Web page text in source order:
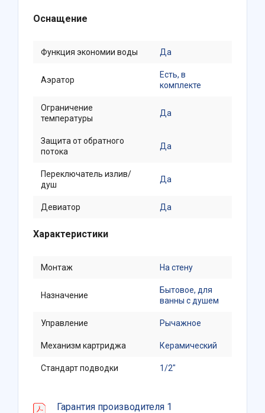
Оснащение
Функция экономии воды Да
Аэратор
Есть, в
комплекте
Ограничение
температуры
Да
Защита от обратного
потока
Да
Переключатель излив/
душ
Да
Девиатор Да
Характеристики
Монтаж На стену
Назначение
Бытовое, для
ванны с душем
Управление Рычажное
Механизм картриджа Керамический
Стандарт подводки 1/2"
Гарантия производителя 1